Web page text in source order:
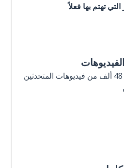
تهتم بها فعلاً
أكثر من 48 ألف من فيديوهات المتحدثين